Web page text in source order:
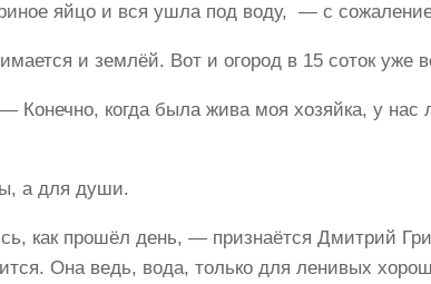
яйцо и вся ушла под воду, ­ — с
и землёй. Вот и огород в 15 соток уже
когда была жива моя хозяйка, у нас
а для души.
как прошёл день,­ — признаётся Дмитрий
Она ведь, вода, только для ленивых